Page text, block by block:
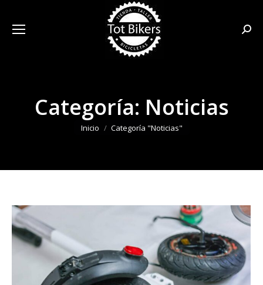
Categoría: Noticias
Estás aquí:
Inicio Categoría "Noticias"